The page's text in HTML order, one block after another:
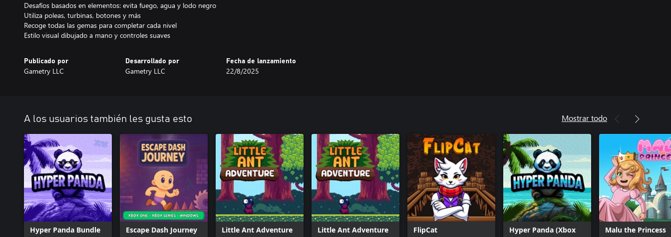
Desafíos basados en elementos: evita fuego, agua y lodo negro
Utiliza poleas, turbinas, botones y más
Recoge todas las gemas para completar cada nivel
Estilo visual dibujado a mano y controles suaves
Publicado por
Gametry LLC
Desarrollado por
Gametry LLC
Fecha de lanzamiento
22/8/2025
A los usuarios también les gusta esto Mostrar todo
Hyper Panda Bundle
Escape Dash Journey
Little Ant Adventure
Little Ant Adventure
FlipCat
Hyper Panda (Xbox
Malu the Princess